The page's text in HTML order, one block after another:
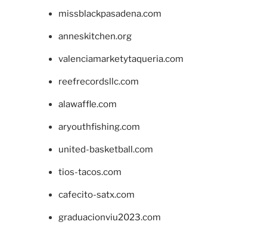
missblackpasadena.com
anneskitchen.org
valenciamarketytaqueria.com
reefrecordsllc.com
alawaffle.com
aryouthfishing.com
united-basketball.com
tios-tacos.com
cafecito-satx.com
graduacionviu2023.com